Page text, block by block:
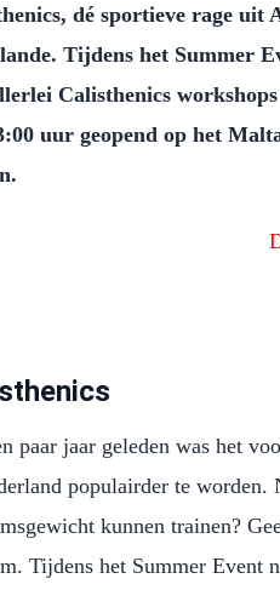
dé sportieve rage uit
Tijdens het Summer
Calisthenics
uur geopend op het
paar jaar geleden was het
populairder te
kunnen trainen?
Tijdens het Summer Event